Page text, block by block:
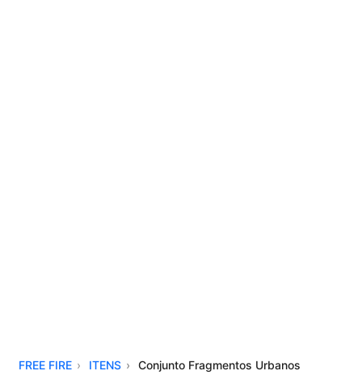
FREE FIRE ITENS Conjunto Fragmentos Urbanos